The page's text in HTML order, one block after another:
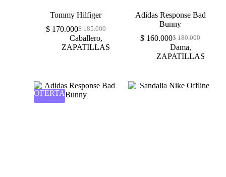
Tommy Hilfiger
$185.000
$170.000
Caballero,
ZAPATILLAS
Adidas Response Bad
Bunny
$180.000
$ 160.000
Dama,
ZAPATILLAS
OFERTA